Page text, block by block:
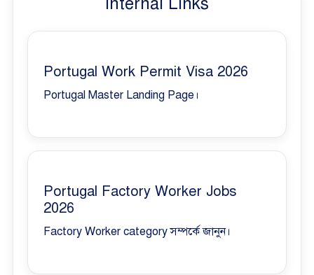
Portugal Work Permit Visa 2026
Portugal Master Landing Page।
Portugal Factory Worker Jobs
2026
Factory Worker category সম্পর্কে জানুন।